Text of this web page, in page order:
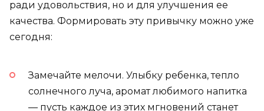
ради удовольствия, но и для улучшения ее
качества. Формировать эту привычку можно уже
сегодня:
Замечайте мелочи. Улыбку ребенка, тепло
солнечного луча, аромат любимого напитка
— пусть каждое из этих мгновений станет